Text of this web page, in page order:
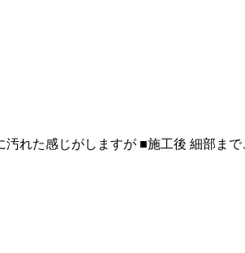
た感じがしますが ■施工後 細部ま